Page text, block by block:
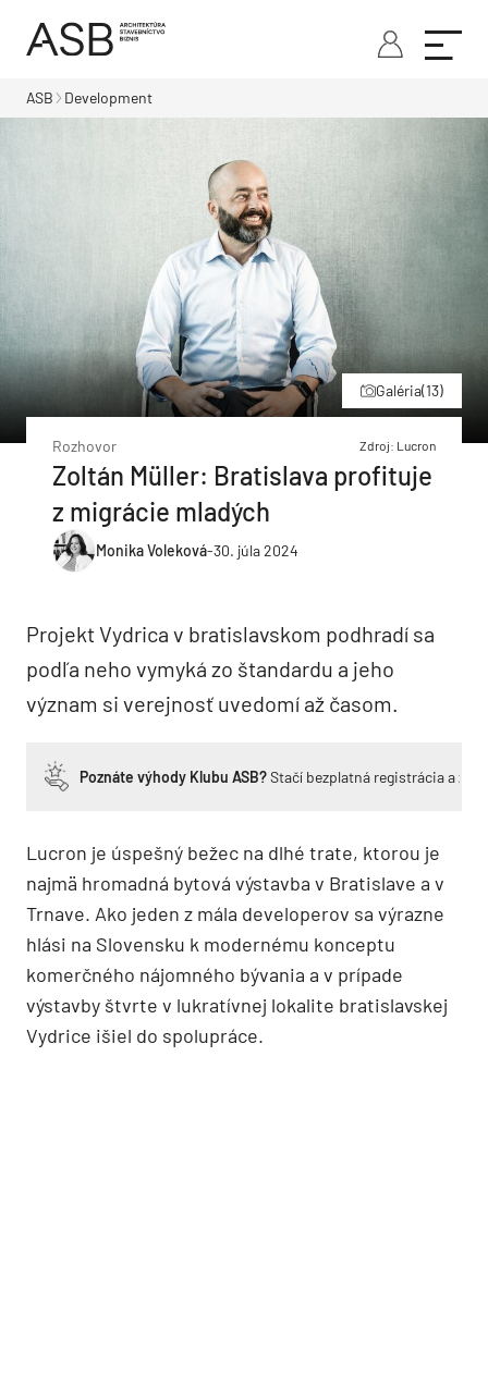
ASB Development
Galéria(13)
Rozhovor Zdroj: Lucron
Zoltán Müller: Bratislava profituje
z migrácie mladých
Monika Voleková-30. júla 2024
Projekt Vydrica v bratislavskom podhradí sa
podľa neho vymyká zo štandardu a jeho
význam si verejnosť uvedomí až časom.
Poznáte výhody Klubu ASB?Stačí bezplatná registrácia a
Lucron je úspešný bežec na dlhé trate, ktorou je
najmä hromadná bytová výstavba v Bratislave a v
Trnave. Ako jeden z mála developerov sa výrazne
hlási na Slovensku k modernému konceptu
komerčného nájomného bývania a v prípade
výstavby štvrte v lukratívnej lokalite bratislavskej
Vydrice išiel do spolupráce.